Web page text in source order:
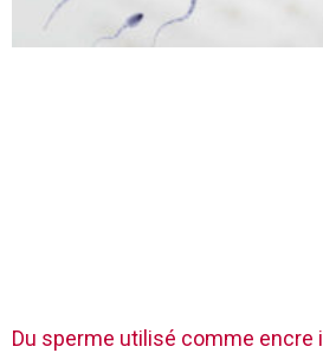
Du sperme utilisé comme encre